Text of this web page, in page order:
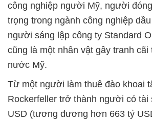
công nghiệp người Mỹ, người
trọng trong ngành công nghiệp
người sáng lập công ty Standard
cũng là một nhân vật gây tranh
nước Mỹ.
Từ một người làm thuê đào khoai
Rockerfeller trở thành người có tài
USD (tương đương hơn 663 tỷ